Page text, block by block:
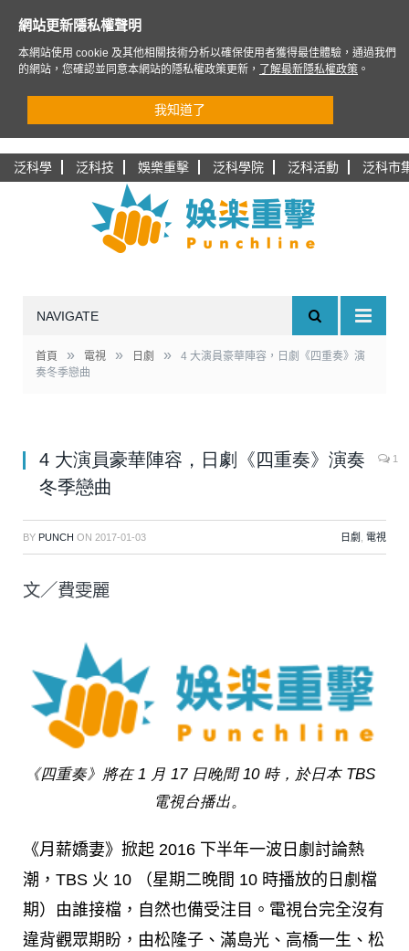
泛科學 泛科技 娛樂重擊 泛科學院 泛科活動 泛科市
NAVIGATE
首頁 » 電視 » 日劇 »
4 大演員豪華陣容，日劇《四重奏》演
奏冬季戀曲
4 大演員豪華陣容，日劇《四重奏》演奏
冬季戀曲
1
BY PUNCH ON 2017-01-03 日劇 電視
文／費雯麗
《四重奏》將在 1 月 17 日晚間 10 時，於日本 TBS
電視台播出。
《月薪嬌妻》掀起 2016 下半年一波日劇討論熱
潮，TBS 火 10 （星期二晚間 10 時播放的日劇檔
期）由誰接檔，自然也備受注目。電視台完全沒有
違背觀眾期盼，由松隆子、滿島光、高橋一生、松
網站更新隱私權聲明
本網站使用 cookie 及其他相關技術分析以確保使用者獲得最佳體驗，通過我們
的網站，您確認並同意本網站的隱私權政策更新，
了解最新隱私權政策 。
我知道了